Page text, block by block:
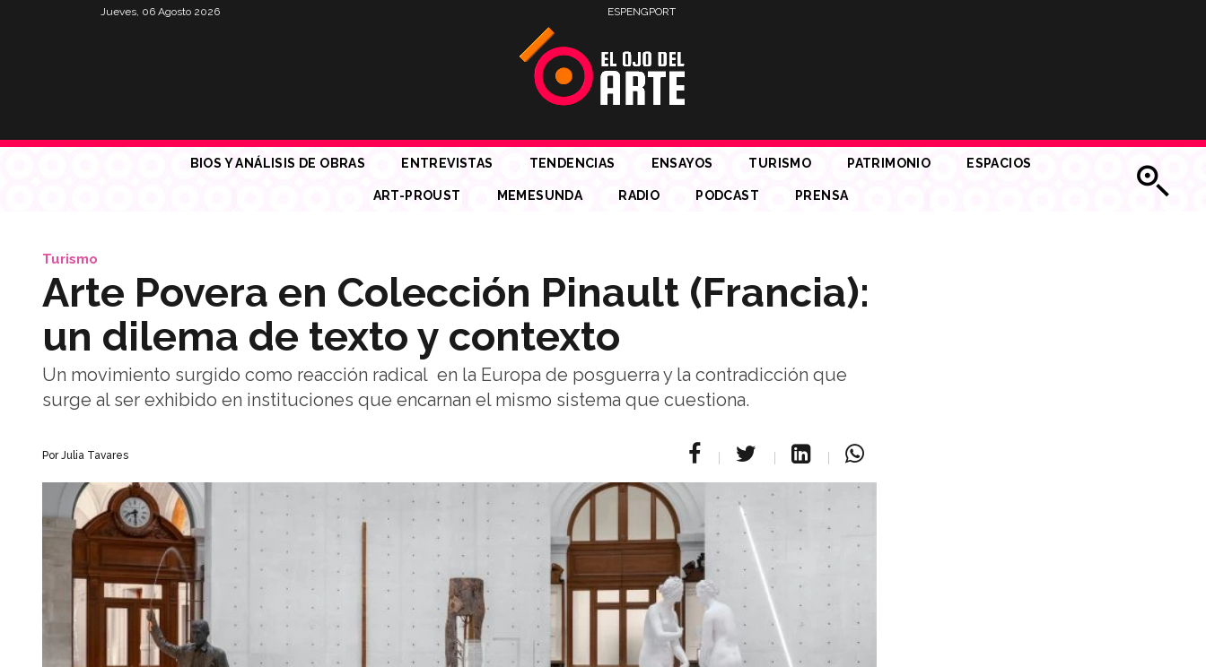
Jueves, 06 Agosto 2026 ESPENGPORT
BIOS Y ANÁLISIS DE OBRAS ENTREVISTAS TENDENCIAS ENSAYOS TURISMO PATRIMONIO ESPACIOS
ART-PROUST MEMESUNDA RADIO PODCAST PRENSA
Turismo
Arte Povera en Colección Pinault (Francia):
un dilema de texto y contexto
Un movimiento surgido como reacción radical en la Europa de posguerra y la contradicción que
surge al ser exhibido en instituciones que encarnan el mismo sistema que cuestiona.
Por Julia Tavares